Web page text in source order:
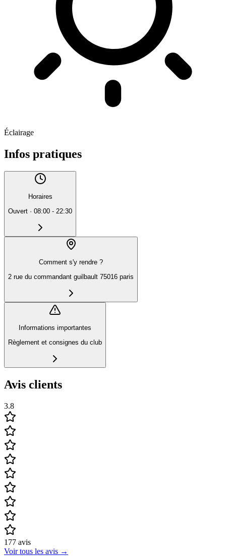
Éclairage
Infos pratiques
Horaires
Ouvert · 08:00 - 22:30
Comment s'y rendre ?
2 rue du commandant guilbault 75016 paris
Informations importantes
Règlement et consignes du club
Avis clients
3.8
177 avis
Voir tous les avis →